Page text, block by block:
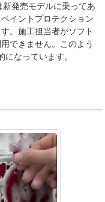
発売モデルに乗ってあ
イントプロテクション
。施工担当者がソフト
できません。このよう
なっています。